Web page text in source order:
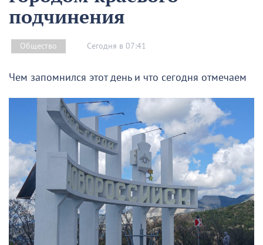
подчинения
Общество Сегодня в 07:41
Чем запомнился этот день и что сегодня отмечаем